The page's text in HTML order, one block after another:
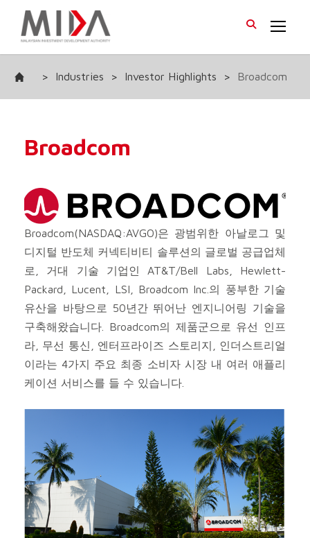
> Industries > Investor Highlights > Broadcom
Broadcom
Broadcom(NASDAQ:AVGO)은 광범위한 아날로그 및
디지털 반도체 커넥티비티 솔루션의 글로벌 공급업체
로, 거대 기술 기업인 AT&T/Bell Labs, Hewlett-
Packard, Lucent, LSI, Broadcom Inc.의 풍부한 기술
유산을 바탕으로 50년간 뛰어난 엔지니어링 기술을
구축해왔습니다. Broadcom의 제품군으로 유선 인프
라, 무선 통신, 엔터프라이즈 스토리지, 인더스트리얼
이라는 4가지 주요 최종 소비자 시장 내 여러 애플리
케이션 서비스를 들 수 있습니다.